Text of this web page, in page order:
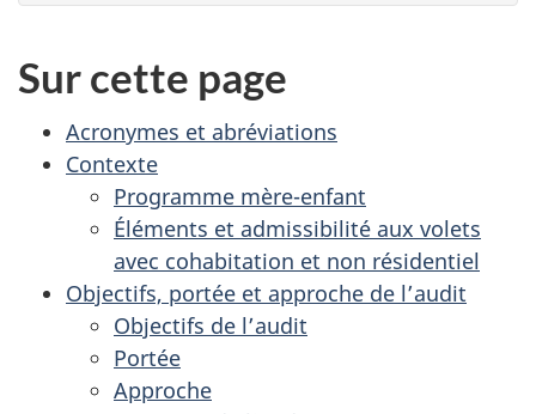
Sur cette page
Acronymes et abréviations
Contexte
Programme mère-enfant
Éléments et admissibilité aux volets
avec cohabitation et non résidentiel
Objectifs, portée et approche de l’audit
Objectifs de l’audit
Portée
Approche